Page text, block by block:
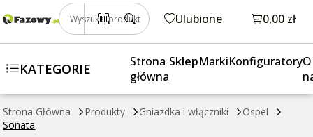
Wyszukaj produkt Ulubione Otwórz
0,00 zł
KATEGORIE
Strona
główna
SklepMarkiKonfiguratoryO
Strona Główna Produkty Gniazdka i włączniki
Ospel
Sonata